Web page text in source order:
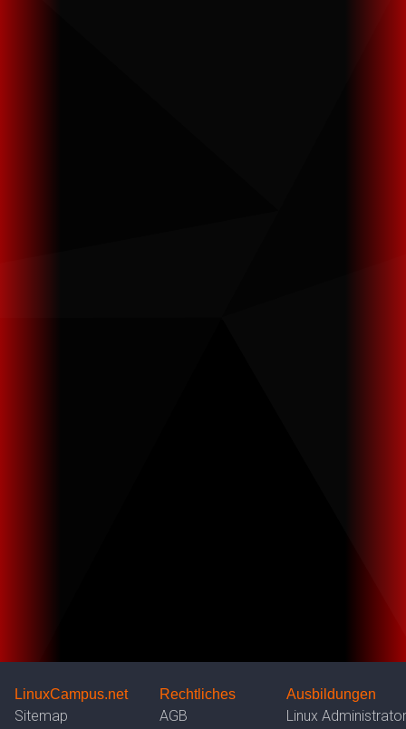
LinuxCampus.net Rechtliches Ausbildungen
Sitemap AGB Linux Administrator